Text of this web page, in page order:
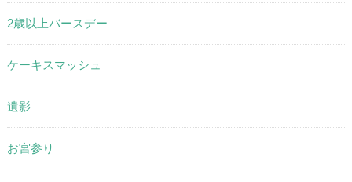
2歳以上バースデー
ケーキスマッシュ
遺影
お宮参り